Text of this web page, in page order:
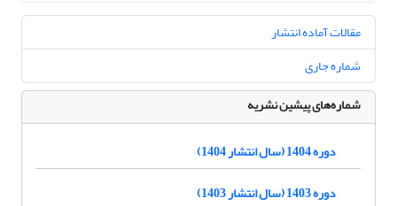
مقالات آماده انتشار
شماره جاری
شماره‌های پیشین نشریه
دوره 1404 (سال انتشار 1404)
دوره 1403 (سال انتشار 1403)